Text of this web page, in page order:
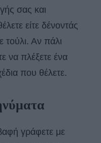
σας και
είτε δένοντάς
τούλι. Αν πάλι
να πλέξετε ένα
που θέλετε.
γράφετε με